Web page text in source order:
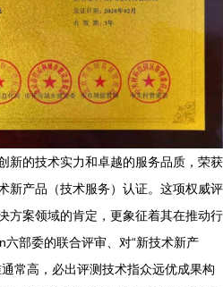
新的技术实力和卓越的服务品质，荣获
新产品（技术服务）认证。这项权威评
方案领域的肯定，更象征着其在推动行
部委的联合评审、对“新技术新产
常高，必出评测技术指众远优成果构